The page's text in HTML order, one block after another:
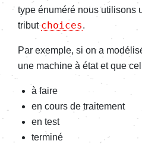
type énuméré nous utili­sons
tri­butchoices.
Par exemple, si on a
une machine à état et que
à faire
en cours de trai­te­ment
en test
terminé